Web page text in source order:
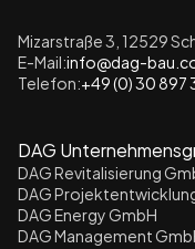
Mizarstraße 3, 12529
E-Mail:info@dag-
Telefon:+49 (0) 30 897
DAG
DAG Revitalisierung
DAG
DAG Energy GmbH
DAG Management